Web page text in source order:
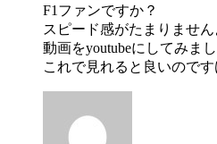
F1ファンですか？
スピード感がたまりません
動画をyoutubeにしてみまし
これで見れると良いので